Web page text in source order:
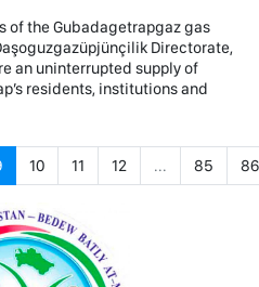
of the Gubadagetrapgaz gas
Directorate,
an uninterrupted supply of
residents, institutions and
10 11 12 ... 85 86